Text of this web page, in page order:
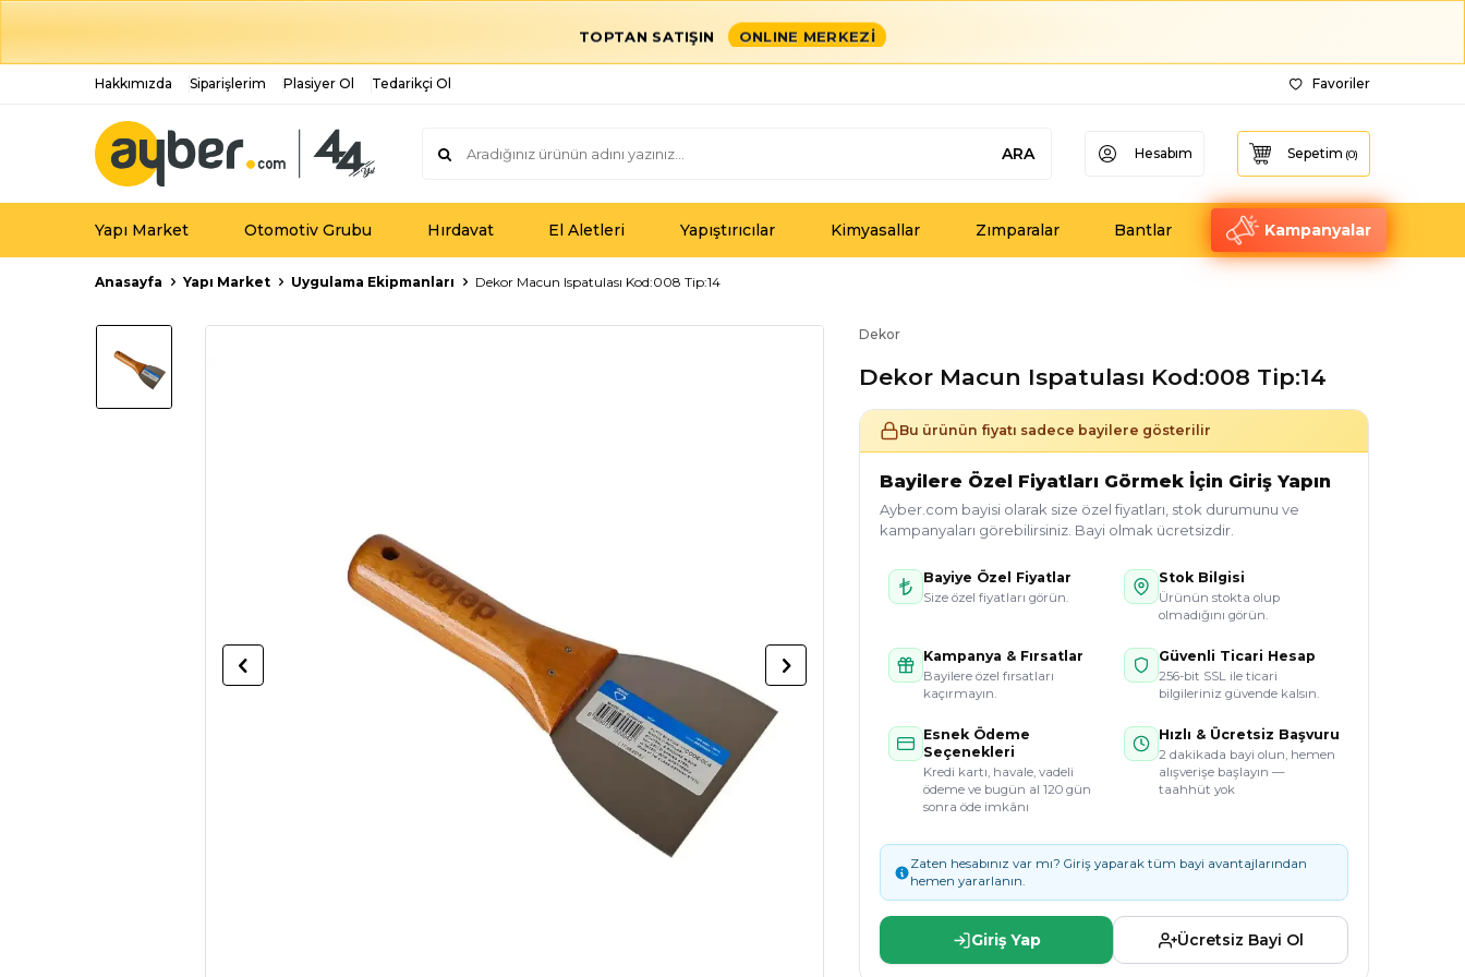
TOPTAN SATIŞIN ONLINE MERKEZİ
Hakkımızda Siparişlerim Plasiyer Ol Tedarikçi Ol Favoriler
ARA Hesabım Sepetim (0)
Yapı Market Otomotiv Grubu Hırdavat El Aletleri Yapıştırıcılar Kimyasallar Zımparalar Bantlar Kampanyalar
Anasayfa Yapı Market Uygulama Ekipmanları Dekor Macun Ispatulası Kod:008 Tip:14
Dekor
Dekor Macun Ispatulası Kod:008 Tip:14
Bu ürünün fiyatı sadece bayilere gösterilir
Bayilere Özel Fiyatları Görmek İçin Giriş Yapın
Ayber.com bayisi olarak size özel fiyatları, stok durumunu ve
kampanyaları görebilirsiniz. Bayi olmak ücretsizdir.
Bayiye Özel Fiyatlar
Size özel fiyatları görün.
Stok Bilgisi
Ürünün stokta olup
olmadığını görün.
Kampanya & Fırsatlar
Bayilere özel fırsatları
kaçırmayın.
Güvenli Ticari Hesap
256-bit SSL ile ticari
bilgileriniz güvende kalsın.
Esnek Ödeme
Seçenekleri
Kredi kartı, havale, vadeli
ödeme ve bugün al 120 gün
sonra öde imkânı
Hızlı & Ücretsiz Başvuru
2 dakikada bayi olun, hemen
alışverişe başlayın —
taahhüt yok
Zaten hesabınız var mı? Giriş yaparak tüm bayi avantajlarından
hemen yararlanın.
Giriş Yap Ücretsiz Bayi Ol